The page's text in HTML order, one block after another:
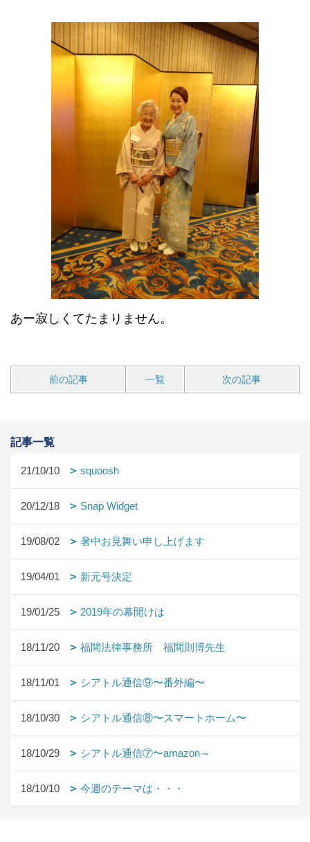
あー寂しくてたまりません。
前の記事 一覧 次の記事
記事一覧
21/10/10 squoosh
20/12/18 Snap Widget
19/08/02 暑中お見舞い申し上げます
19/04/01 新元号決定
19/01/25 2019年の幕開けは
18/11/20 福間法律事務所 福間則博先生
18/11/01 シアトル通信⑨〜番外編〜
18/10/30 シアトル通信⑧〜スマートホーム〜
18/10/29 シアトル通信⑦〜amazon～
18/10/10 今週のテーマは・・・